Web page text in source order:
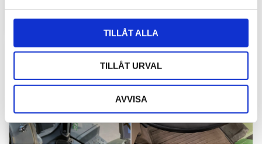
TILLÅT ALLA
TILLÅT URVAL
AVVISA
mot stölder och skador som kan orsaka kostsamma
avbrott....